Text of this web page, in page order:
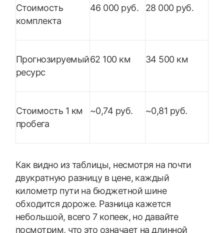
Стоимость
комплекта
46 000 руб. 28 000 руб.
Прогнозируемый
ресурс
62 100 км 34 500 км
Стоимость 1 км
пробега
~0,74 руб. ~0,81 руб.
Как видно из таблицы, несмотря на почти
двукратную разницу в цене, каждый
километр пути на бюджетной шине
обходится дороже. Разница кажется
небольшой, всего 7 копеек, но давайте
посмотрим, что это означает на длинной